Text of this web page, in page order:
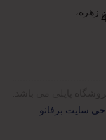
زهره،
سایت برفانو